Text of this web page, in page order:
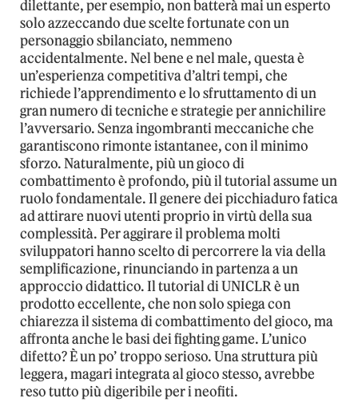
dilettante, per esempio, non batterà mai un esperto
solo azzeccando due scelte fortunate con un
personaggio sbilanciato, nemmeno
accidentalmente. Nel bene e nel male, questa è
un’esperienza competitiva d’altri tempi, che
richiede l’apprendimento e lo sfruttamento di un
gran numero di tecniche e strategie per annichilire
l’avversario. Senza ingombranti meccaniche che
garantiscono rimonte istantanee, con il minimo
sforzo. Naturalmente, più un gioco di
combattimento è profondo, più il tutorial assume un
ruolo fondamentale. Il genere dei picchiaduro fatica
ad attirare nuovi utenti proprio in virtù della sua
complessità. Per aggirare il problema molti
sviluppatori hanno scelto di percorrere la via della
semplificazione, rinunciando in partenza a un
approccio didattico. Il tutorial di UNICLR è un
prodotto eccellente, che non solo spiega con
chiarezza il sistema di combattimento del gioco, ma
affronta anche le basi dei fighting game. L’unico
difetto? È un po’ troppo serioso. Una struttura più
leggera, magari integrata al gioco stesso, avrebbe
reso tutto più digeribile per i neofiti.